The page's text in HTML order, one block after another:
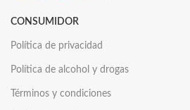
CONSUMIDOR
Política de privacidad
Política de alcohol y drogas
Términos y condiciones